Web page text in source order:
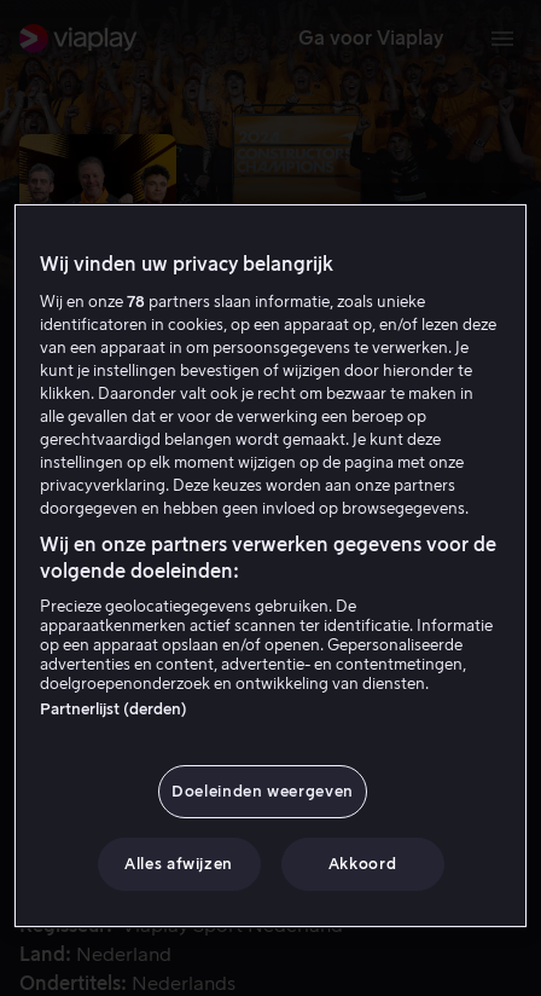
Ga voor Viaplay
McLaren’s Turnaround: the
resurrection of champions
Sportdocumentaires 2025 21 min
6
HD
Probeer het nu
Onder leiding van Zak Brown ondergaat McLaren een
Onder leiding van Zak Brown ondergaat McLaren een
McLaren voor het eerst in 16 jaar het
constructeurskampioenschap.
Zak Brown Lando Norris Andrea Stella
Regisseur
Viaplay Sport Nederland
Land
Nederland
Ondertitels
Nederlands
Wij vinden uw privacy belangrijk
Wij en onze78 partners slaan informatie, zoals unieke
identificatoren in cookies, op een apparaat op, en/of lezen deze
van een apparaat in om persoonsgegevens te verwerken. Je
kunt je instellingen bevestigen of wijzigen door hieronder te
klikken. Daaronder valt ook je recht om bezwaar te maken in
alle gevallen dat er voor de verwerking een beroep op
gerechtvaardigd belangen wordt gemaakt. Je kunt deze
instellingen op elk moment wijzigen op de pagina met onze
privacyverklaring. Deze keuzes worden aan onze partners
doorgegeven en hebben geen invloed op browsegegevens.
Wij en onze partners verwerken gegevens voor de
volgende doeleinden:
Precieze geolocatiegegevens gebruiken. De
apparaatkenmerken actief scannen ter identificatie. Informatie
op een apparaat opslaan en/of openen. Gepersonaliseerde
advertenties en content, advertentie- en contentmetingen,
doelgroepenonderzoek en ontwikkeling van diensten.
Partnerlijst (derden)
Doeleinden weergeven
Alles afwijzen Akkoord